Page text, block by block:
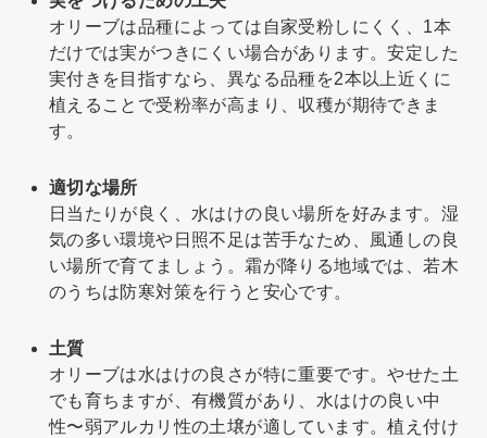
オリーブは品種によっては自家受粉しにくく、1本
だけでは実がつきにくい場合があります。安定した
実付きを目指すなら、異なる品種を2本以上近くに
植えることで受粉率が高まり、収穫が期待できま
す。
適切な場所
日当たりが良く、水はけの良い場所を好みます。湿
気の多い環境や日照不足は苦手なため、風通しの良
い場所で育てましょう。霜が降りる地域では、若木
のうちは防寒対策を行うと安心です。
土質
オリーブは水はけの良さが特に重要です。やせた土
でも育ちますが、有機質があり、水はけの良い中
性〜弱アルカリ性の土壌が適しています。植え付け